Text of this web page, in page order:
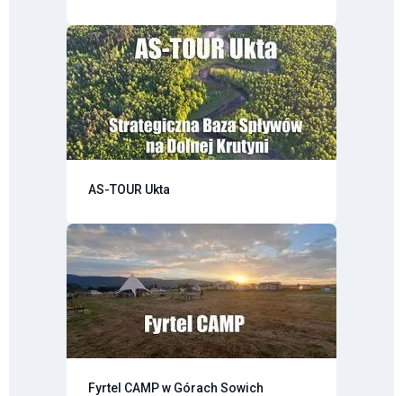
AS-TOUR Ukta
Fyrtel CAMP w Górach Sowich